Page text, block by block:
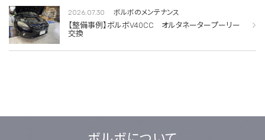
2026.07.30 ボルボのメンテナンス
【整備事例】ボルボV40CC オルタネータープーリー
交換